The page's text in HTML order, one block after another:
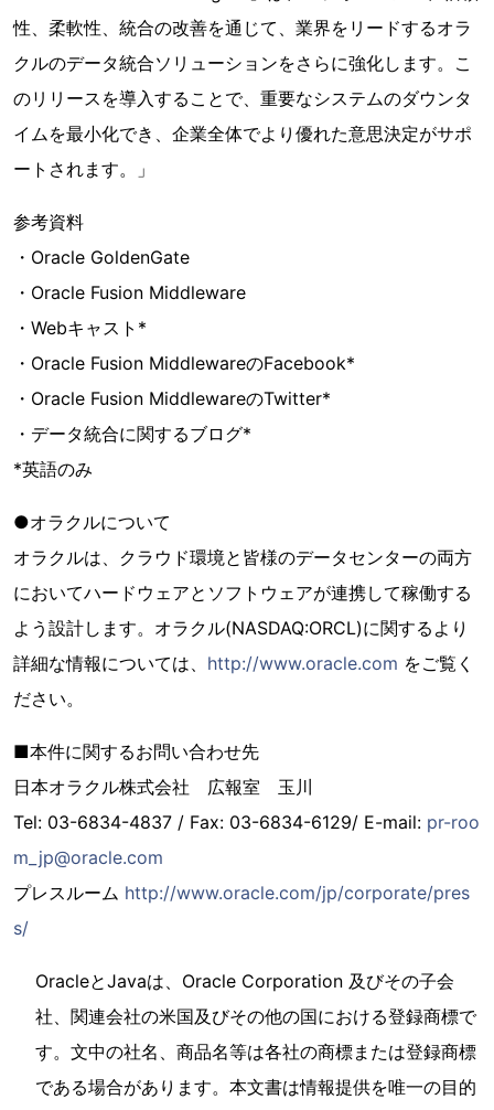
性、柔軟性、統合の改善を通じて、業界をリードするオラ
クルのデータ統合ソリューションをさらに強化します。こ
のリリースを導入することで、重要なシステムのダウンタ
イムを最小化でき、企業全体でより優れた意思決定がサポ
ートされます。」
参考資料
・Oracle GoldenGate
・Oracle Fusion Middleware
・Webキャスト*
・Oracle Fusion MiddlewareのFacebook*
・Oracle Fusion MiddlewareのTwitter*
・データ統合に関するブログ*
*英語のみ
●オラクルについて
オラクルは、クラウド環境と皆様のデータセンターの両方
においてハードウェアとソフトウェアが連携して稼働する
よう設計します。オラクル(NASDAQ:ORCL)に関するより
詳細な情報については、 http://www.oracle.com をご覧く
ださい。
■本件に関するお問い合わせ先
日本オラクル株式会社 広報室 玉川
Tel: 03-6834-4837 / Fax: 03-6834-6129/ E-mail: pr-roo
m_jp@oracle.com
プレスルーム http://www.oracle.com/jp/corporate/pres
s/
OracleとJavaは、Oracle Corporation 及びその子会
社、関連会社の米国及びその他の国における登録商標で
す。文中の社名、商品名等は各社の商標または登録商標
である場合があります。本文書は情報提供を唯一の目的